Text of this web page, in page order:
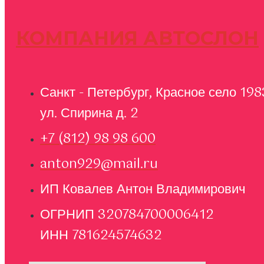
КОМПАНИЯ АВТОСЛОН
Санкт - Петербург, Красное село
ул. Спирина д. 2
+7 (812) 98 98 600
anton929@mail.ru
ИП Ковалев Антон Владимирович
ОГРНИП 320784700006412
ИНН 781624574632